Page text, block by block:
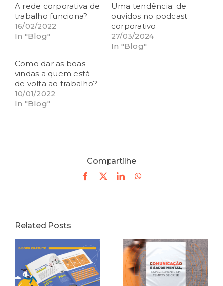
A rede corporativa de
trabalho funciona?
16/02/2022
In "Blog"
Uma tendência: de
ouvidos no podcast
corporativo
27/03/2024
In "Blog"
Como dar as boas-
vindas a quem está
de volta ao trabalho?
10/01/2022
In "Blog"
Compartilhe
Facebook LinkedIn
Related Posts